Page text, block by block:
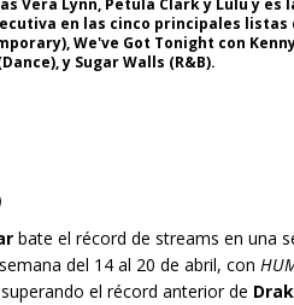
en las cinco principales
We've Got Tonight con
y Sugar Walls (R&B).
bate el récord de streams en una
del 14 al 20 de abril, con
el récord anterior de